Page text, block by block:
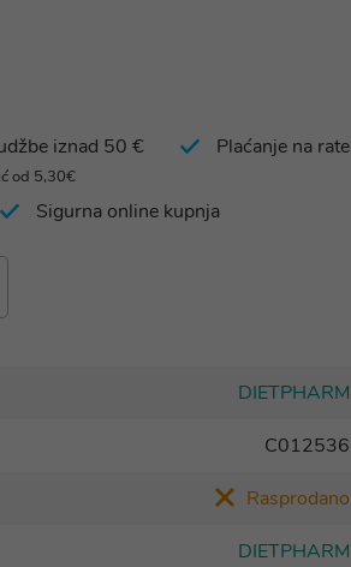
iznad 50 €
od 5,30€
Plaćanje na rate
Sigurna online kupnja
DIETPHARM
C012536
Rasprodano
DIETPHARM